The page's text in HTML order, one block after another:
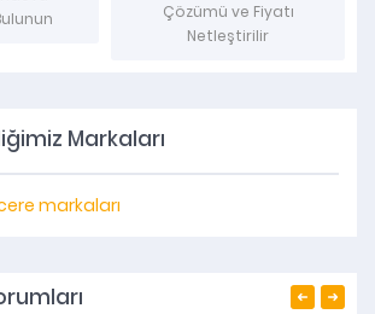
Çözümü ve Fiyatı
Markaları